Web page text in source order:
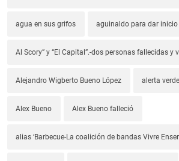
agua en sus grifos aguinaldo para dar
Al Scory” y “El Capital”.-dos personas fallecidas y
Alejandro Wigberto Bueno López alerta
Alex Bueno Alex Bueno falleció
alias ‘Barbecue-La coalición de bandas Vivre